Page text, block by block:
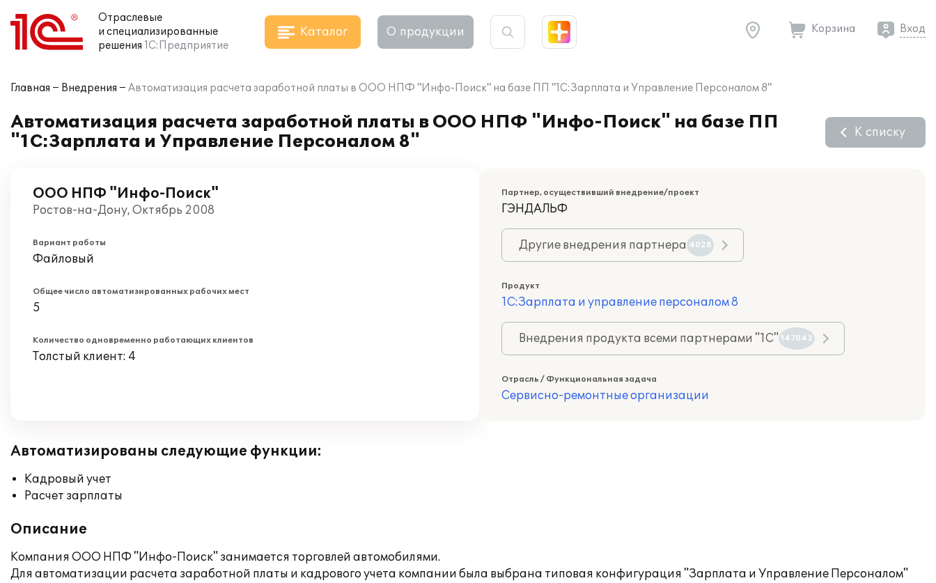
Отраслевые
и специализированные
решения 1С:Предприятие
Каталог О продукции Корзина Вход
Главная Внедрения Автоматизация расчета заработной платы в ООО НПФ "Инфо-Поиск" на базе ПП "1С:Зарплата и Управление Персоналом 8"
Автоматизация расчета заработной платы в ООО НПФ "Инфо-Поиск" на базе ПП
"1С:Зарплата и Управление Персоналом 8"
К списку
ООО НПФ "Инфо-Поиск"
Ростов-на-Дону, Октябрь 2008
Вариант работы
Файловый
Общее число автоматизированных рабочих мест
5
Количество одновременно работающих клиентов
Толстый клиент: 4
Партнер, осуществивший внедрение/проект
ГЭНДАЛЬФ
Другие внедрения партнера 4028
Продукт
1С:Зарплата и управление персоналом 8
Внедрения продукта всеми партнерами "1С" 147043
Отрасль / Функциональная задача
Сервисно-ремонтные организации
Автоматизированы следующие функции:
Кадровый учет
Расчет зарплаты
Описание
Компания ООО НПФ "Инфо-Поиск" занимается торговлей автомобилями.
Для автоматизации расчета заработной платы и кадрового учета компании была выбрана типовая конфигурация "Зарплата и Управление Персоналом"